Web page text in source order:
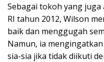
Sebagai tokoh yang juga
RI tahun 2012, Wilson
baik dan menggugah
Namun, ia
sia-sia jika tidak diikuti